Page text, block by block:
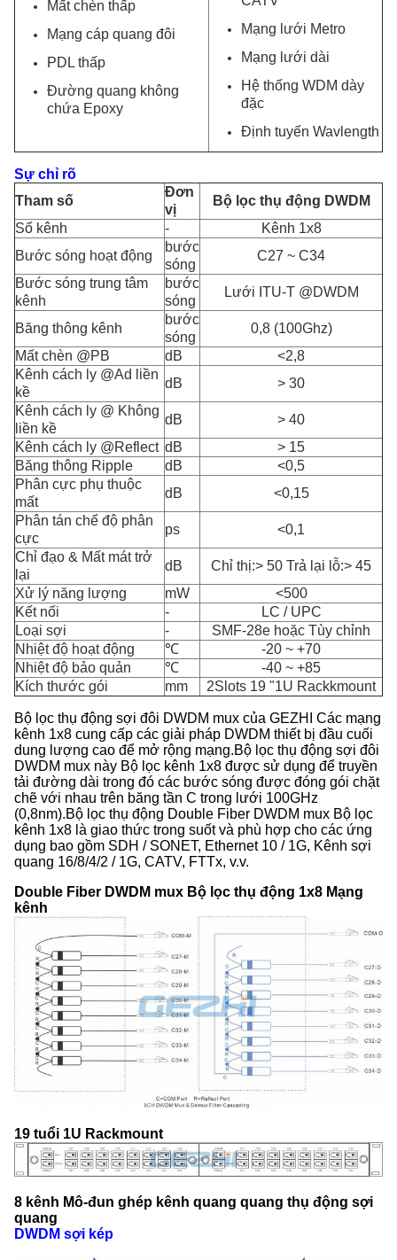
Mất chèn thấp
Mạng cáp quang đôi
PDL thấp
Đường quang không
chứa Epoxy
Mạng lưới Metro
Mạng lưới dài
Hệ thống WDM dày
đặc
Định tuyến Wavlength
Sự chỉ rõ
Tham số
Đơn
vị
Bộ lọc thụ động DWDM
Số kênh
-
Kênh 1x8
Bước sóng hoạt động
bước
sóng
C27 ~ C34
Bước sóng trung tâm
kênh
bước
sóng
Lưới ITU-T @DWDM
Băng thông kênh
bước
sóng
0,8 (100Ghz)
Mất chèn @PB
dB
<2,8
Kênh cách ly @Ad liền
kề
dB
> 30
Kênh cách ly @ Không
liền kề
dB
> 40
Kênh cách ly @Reflect dB
> 15
Băng thông Ripple
dB
<0,5
Phân cực phụ thuộc
mất
dB
<0,15
Phân tán chế độ phân
cực
ps
<0,1
Chỉ đạo & Mất mát trở
lại
dB
Chỉ thị:> 50 Trả lại lỗ:> 45
Xử lý năng lượng
mW
<500
Kết nối
-
LC / UPC
Loại sợi
-
SMF-28e hoặc Tùy chỉnh
Nhiệt độ hoạt động
℃
-20 ~ +70
Nhiệt độ bảo quản
℃
-40 ~ +85
Kích thước gói
mm 2Slots 19 "1U Rackkmount
Bộ lọc thụ động sợi đôi DWDM mux của GEZHI Các mạng
kênh 1x8 cung cấp các giải pháp DWDM thiết bị đầu cuối
dung lượng cao để mở rộng mạng.Bộ lọc thụ động sợi đôi
DWDM mux này Bộ lọc kênh 1x8 được sử dụng để truyền
tải đường dài trong đó các bước sóng được đóng gói chặt
chẽ với nhau trên băng tần C trong lưới 100GHz
(0,8nm).Bộ lọc thụ động Double Fiber DWDM mux Bộ lọc
kênh 1x8 là giao thức trong suốt và phù hợp cho các ứng
dụng bao gồm SDH / SONET, Ethernet 10 / 1G, Kênh sợi
quang 16/8/4/2 / 1G, CATV, FTTx, v.v.
Double Fiber DWDM mux Bộ lọc thụ động 1x8 Mạng
kênh
19 tuổi 1U Rackmount
8 kênh Mô-đun ghép kênh quang quang thụ động sợi
quang
DWDM sợi kép